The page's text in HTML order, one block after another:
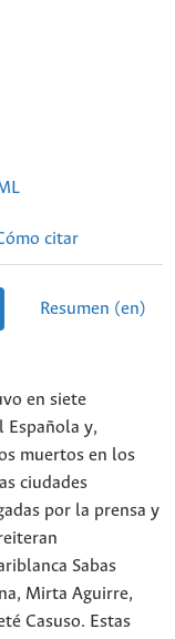
citar
Resumen (en)
en siete
Española y,
muertos en los
ciudades
por la prensa y
Sabas
Mirta Aguirre,
Casuso. Estas